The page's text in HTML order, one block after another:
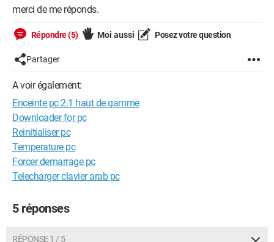
merci de me réponds.
Répondre (5) Moi aussi Posez votre question
Partager
A voir également:
Enceinte pc 2.1 haut de gamme
Downloader for pc
Reinitialiser pc
Temperature pc
Forcer demarrage pc
Telecharger clavier arab pc
5 réponses
RÉPONSE 1 / 5